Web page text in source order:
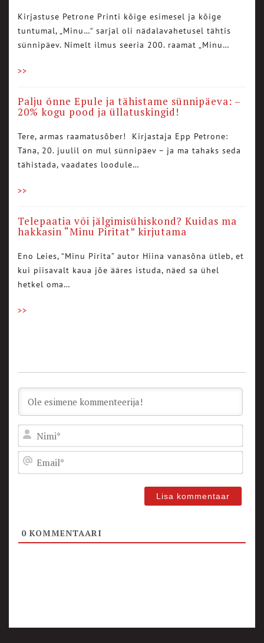
Kirjastuse Petrone Printi kõige esimesel ja kõige
tuntumal, „Minu…“ sarjal oli nädalavahetusel tähtis
sünnipäev. Nimelt ilmus seeria 200. raamat „Minu…
>>
Palju õnne Epule ja tähistame sünnipäeva: –
20% kogu pood ja üllatuskingid!
Tere, armas raamatusõber! Kirjastaja Epp Petrone:
Täna, 20. juulil on mul sünnipäev – ja ma tahaks seda
tähistada, vaadates loodule…
>>
Telepaatia või jälgimisühiskond? Kuidas ma
hakkasin “Minu Piritat” kirjutama
Eno Leies, “Minu Pirita” autor Hiina vanasõna ütleb, et
kui piisavalt kaua jõe ääres istuda, näed sa ühel
hetkel oma…
>>
0 KOMMENTAARI